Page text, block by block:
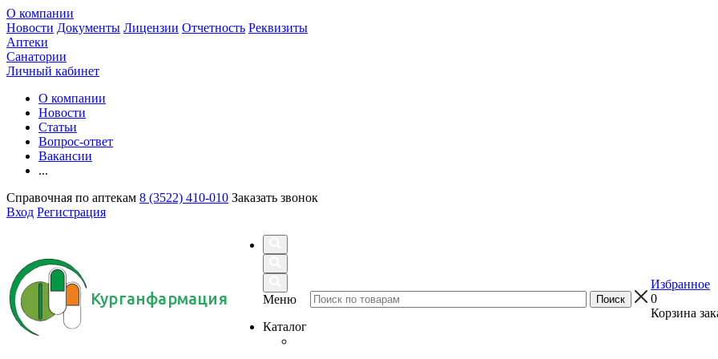
О компании
Новости Документы Лицензии Отчетность Реквизиты
Аптеки
Санатории
Личный кабинет
О компании
Новости
Статьи
Вопрос-ответ
Вакансии
...
Справочная по аптекам 8 (3522) 410-010 Заказать звонок
Вход Регистрация
Курганфармация
Меню
Каталог
Избранное
0
Корзина